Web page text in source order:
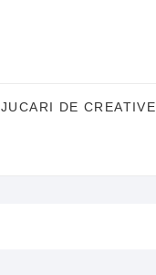
JUCARI DE CREATIVE